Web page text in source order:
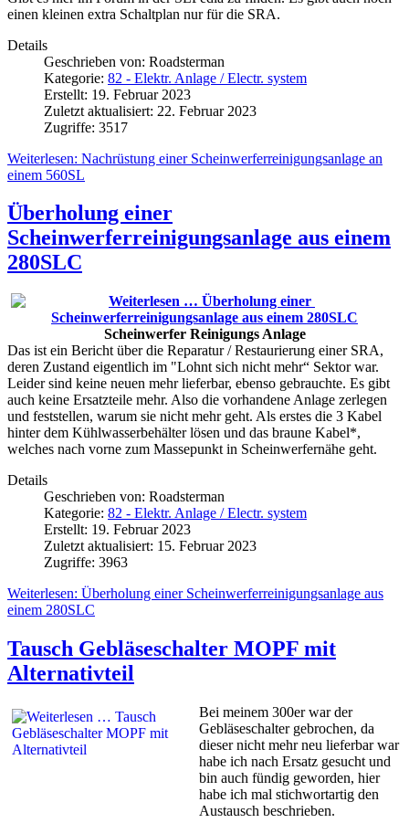
einen kleinen extra Schaltplan nur für die SRA.
Details
Geschrieben von: Roadsterman
Kategorie: 82 - Elektr. Anlage / Electr. system
Erstellt: 19. Februar 2023
Zuletzt aktualisiert: 22. Februar 2023
Zugriffe: 3517
Weiterlesen: Nachrüstung einer Scheinwerferreinigungsanlage an
einem 560SL
Überholung einer
Scheinwerferreinigungsanlage aus einem
280SLC
Scheinwerfer Reinigungs Anlage
Das ist ein Bericht über die Reparatur / Restaurierung einer SRA,
deren Zustand eigentlich im "Lohnt sich nicht mehr“ Sektor war.
Leider sind keine neuen mehr lieferbar, ebenso gebrauchte. Es gibt
auch keine Ersatzteile mehr. Also die vorhandene Anlage zerlegen
und feststellen, warum sie nicht mehr geht. Als erstes die 3 Kabel
hinter dem Kühlwasserbehälter lösen und das braune Kabel*,
welches nach vorne zum Massepunkt in Scheinwerfernähe geht.
Details
Geschrieben von: Roadsterman
Kategorie: 82 - Elektr. Anlage / Electr. system
Erstellt: 19. Februar 2023
Zuletzt aktualisiert: 15. Februar 2023
Zugriffe: 3963
Weiterlesen: Überholung einer Scheinwerferreinigungsanlage aus
einem 280SLC
Tausch Gebläseschalter MOPF mit
Alternativteil
Bei meinem 300er war der
Gebläseschalter gebrochen, da
dieser nicht mehr neu lieferbar war
habe ich nach Ersatz gesucht und
bin auch fündig geworden, hier
habe ich mal stichwortartig den
Austausch beschrieben.